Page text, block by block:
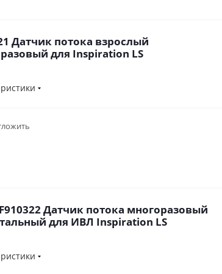
для Inspiration LS
Датчик потока многоразовый
для ИВЛ Inspiration LS